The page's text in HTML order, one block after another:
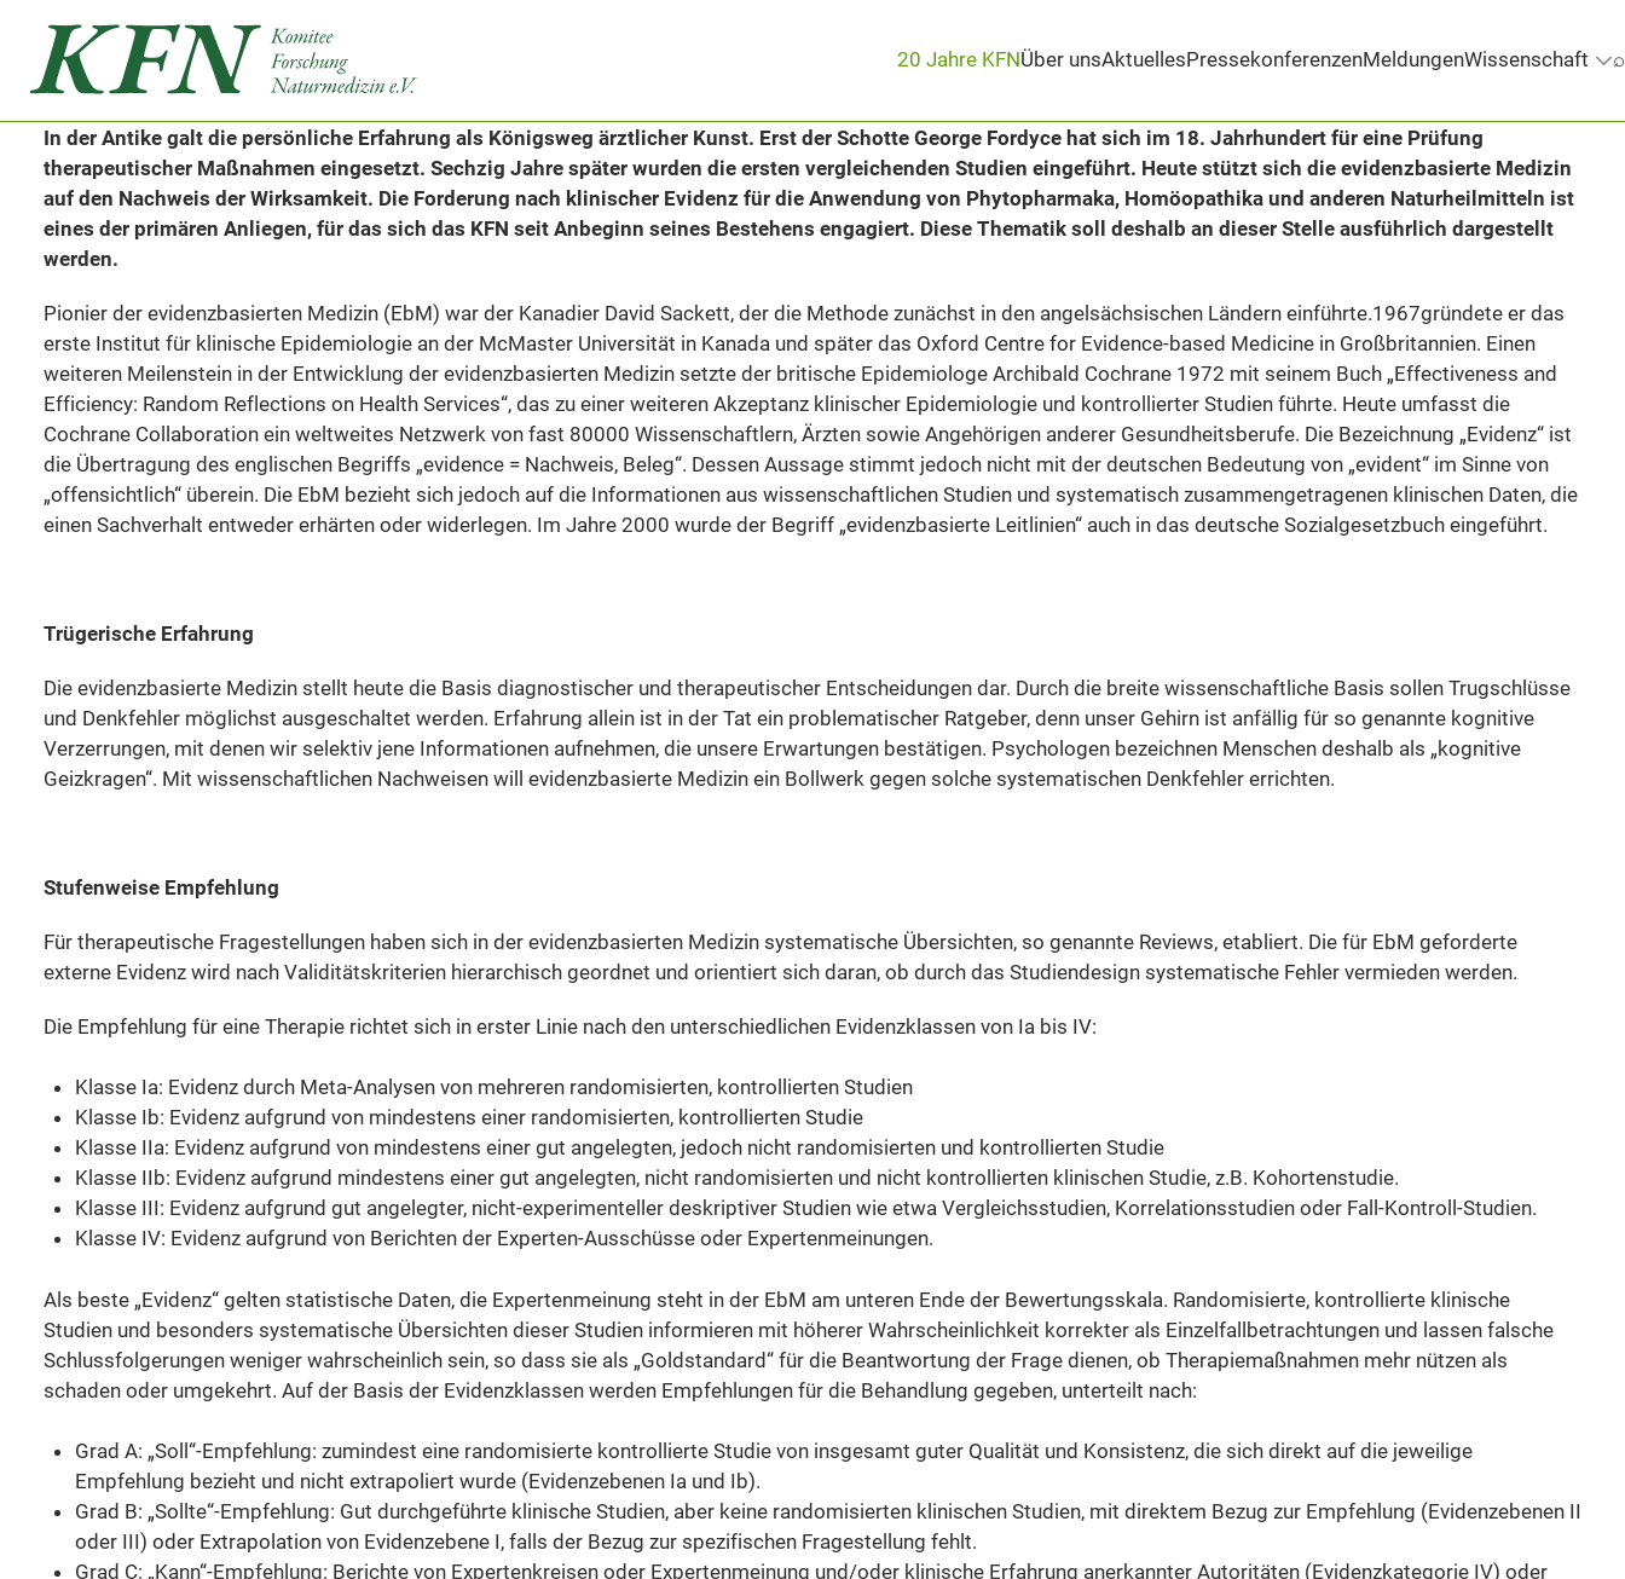
20 Jahre KFNÜber unsAktuellesPressekonferenzenMeldungenWissenschaft ⌕
In der Antike galt die persönliche Erfahrung als Königsweg ärztlicher Kunst. Erst der Schotte George Fordyce hat sich im 18. Jahrhundert für eine Prüfung
therapeutischer Maßnahmen eingesetzt. Sechzig Jahre später wurden die ersten vergleichenden Studien eingeführt. Heute stützt sich die evidenzbasierte Medizin
auf den Nachweis der Wirksamkeit. Die Forderung nach klinischer Evidenz für die Anwendung von Phytopharmaka, Homöopathika und anderen Naturheilmitteln ist
eines der primären Anliegen, für das sich das KFN seit Anbeginn seines Bestehens engagiert. Diese Thematik soll deshalb an dieser Stelle ausführlich dargestellt
werden.
Pionier der evidenzbasierten Medizin (EbM) war der Kanadier David Sackett, der die Methode zunächst in den angelsächsischen Ländern einführte.1967gründete er das
erste Institut für klinische Epidemiologie an der McMaster Universität in Kanada und später das Oxford Centre for Evidence-based Medicine in Großbritannien. Einen
weiteren Meilenstein in der Entwicklung der evidenzbasierten Medizin setzte der britische Epidemiologe Archibald Cochrane 1972 mit seinem Buch „Effectiveness and
Efficiency: Random Reflections on Health Services“, das zu einer weiteren Akzeptanz klinischer Epidemiologie und kontrollierter Studien führte. Heute umfasst die
Cochrane Collaboration ein weltweites Netzwerk von fast 80000 Wissenschaftlern, Ärzten sowie Angehörigen anderer Gesundheitsberufe. Die Bezeichnung „Evidenz“ ist
die Übertragung des englischen Begriffs „evidence = Nachweis, Beleg“. Dessen Aussage stimmt jedoch nicht mit der deutschen Bedeutung von „evident“ im Sinne von
„offensichtlich“ überein. Die EbM bezieht sich jedoch auf die Informationen aus wissenschaftlichen Studien und systematisch zusammengetragenen klinischen Daten, die
einen Sachverhalt entweder erhärten oder widerlegen. Im Jahre 2000 wurde der Begriff „evidenzbasierte Leitlinien“ auch in das deutsche Sozialgesetzbuch eingeführt.
Trügerische Erfahrung
Die evidenzbasierte Medizin stellt heute die Basis diagnostischer und therapeutischer Entscheidungen dar. Durch die breite wissenschaftliche Basis sollen Trugschlüsse
und Denkfehler möglichst ausgeschaltet werden. Erfahrung allein ist in der Tat ein problematischer Ratgeber, denn unser Gehirn ist anfällig für so genannte kognitive
Verzerrungen, mit denen wir selektiv jene Informationen aufnehmen, die unsere Erwartungen bestätigen. Psychologen bezeichnen Menschen deshalb als „kognitive
Geizkragen“. Mit wissenschaftlichen Nachweisen will evidenzbasierte Medizin ein Bollwerk gegen solche systematischen Denkfehler errichten.
Stufenweise Empfehlung
Für therapeutische Fragestellungen haben sich in der evidenzbasierten Medizin systematische Übersichten, so genannte Reviews, etabliert. Die für EbM geforderte
externe Evidenz wird nach Validitätskriterien hierarchisch geordnet und orientiert sich daran, ob durch das Studiendesign systematische Fehler vermieden werden.
Die Empfehlung für eine Therapie richtet sich in erster Linie nach den unterschiedlichen Evidenzklassen von Ia bis IV:
Klasse Ia: Evidenz durch Meta-Analysen von mehreren randomisierten, kontrollierten Studien
Klasse Ib: Evidenz aufgrund von mindestens einer randomisierten, kontrollierten Studie
Klasse IIa: Evidenz aufgrund von mindestens einer gut angelegten, jedoch nicht randomisierten und kontrollierten Studie
Klasse IIb: Evidenz aufgrund mindestens einer gut angelegten, nicht randomisierten und nicht kontrollierten klinischen Studie, z.B. Kohortenstudie.
Klasse III: Evidenz aufgrund gut angelegter, nicht-experimenteller deskriptiver Studien wie etwa Vergleichsstudien, Korrelationsstudien oder Fall-Kontroll-Studien.
Klasse IV: Evidenz aufgrund von Berichten der Experten-Ausschüsse oder Expertenmeinungen.
Als beste „Evidenz“ gelten statistische Daten, die Expertenmeinung steht in der EbM am unteren Ende der Bewertungsskala. Randomisierte, kontrollierte klinische
Studien und besonders systematische Übersichten dieser Studien informieren mit höherer Wahrscheinlichkeit korrekter als Einzelfallbetrachtungen und lassen falsche
Schlussfolgerungen weniger wahrscheinlich sein, so dass sie als „Goldstandard“ für die Beantwortung der Frage dienen, ob Therapiemaßnahmen mehr nützen als
schaden oder umgekehrt. Auf der Basis der Evidenzklassen werden Empfehlungen für die Behandlung gegeben, unterteilt nach:
Grad A: „Soll“-Empfehlung: zumindest eine randomisierte kontrollierte Studie von insgesamt guter Qualität und Konsistenz, die sich direkt auf die jeweilige
Empfehlung bezieht und nicht extrapoliert wurde (Evidenzebenen Ia und Ib).
Grad B: „Sollte“-Empfehlung: Gut durchgeführte klinische Studien, aber keine randomisierten klinischen Studien, mit direktem Bezug zur Empfehlung (Evidenzebenen II
oder III) oder Extrapolation von Evidenzebene I, falls der Bezug zur spezifischen Fragestellung fehlt.
Grad C: „Kann“-Empfehlung: Berichte von Expertenkreisen oder Expertenmeinung und/oder klinische Erfahrung anerkannter Autoritäten (Evidenzkategorie IV) oder